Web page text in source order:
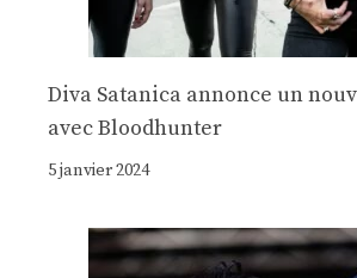
Diva Satanica annonce un
avec Bloodhunter
5 janvier 2024